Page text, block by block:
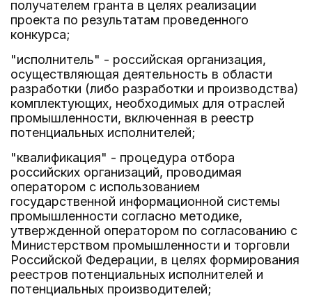
получателем гранта в целях реализации
проекта по результатам проведенного
конкурса;
"исполнитель" - российская организация,
осуществляющая деятельность в области
разработки (либо разработки и производства)
комплектующих, необходимых для отраслей
промышленности, включенная в реестр
потенциальных исполнителей;
"квалификация" - процедура отбора
российских организаций, проводимая
оператором с использованием
государственной информационной системы
промышленности согласно методике,
утвержденной оператором по согласованию с
Министерством промышленности и торговли
Российской Федерации, в целях формирования
реестров потенциальных исполнителей и
потенциальных производителей;